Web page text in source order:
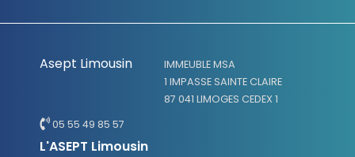
Asept Limousin
IMMEUBLE MSA
1 IMPASSE SAINTE CLAIRE
87 041 LIMOGES CEDEX 1
05 55 49 85 57
L'ASEPT Limousin